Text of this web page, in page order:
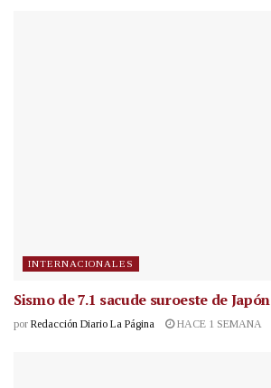
INTERNACIONALES
Sismo de 7.1 sacude suroeste de Japón
por Redacción Diario La Página HACE 1 SEMANA